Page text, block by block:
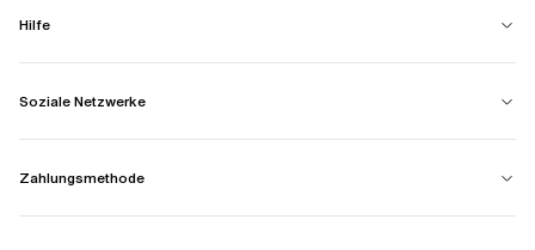
Hilfe
Soziale Netzwerke
Zahlungsmethode